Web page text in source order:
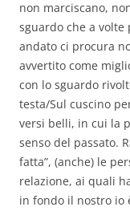
non marciscano,
sguardo che a
andato ci procura
avvertito come
con lo sguardo
testa/Sul cuscino
versi belli, in cui la
senso del passato.
fatta”, (anche) le
relazione, ai quali
in fondo il nostro io